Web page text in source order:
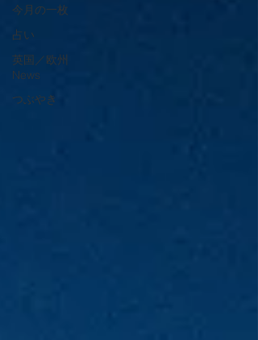
今月の一枚
占い
英国／欧州
News
つぶやき